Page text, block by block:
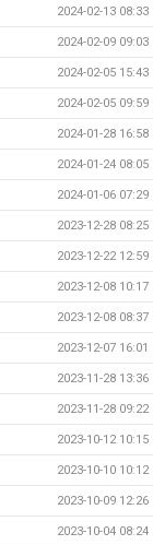
2024-02-13 08:33
2024-02-09 09:03
2024-02-05 15:43
2024-02-05 09:59
2024-01-28 16:58
2024-01-24 08:05
2024-01-06 07:29
2023-12-28 08:25
2023-12-22 12:59
2023-12-08 10:17
2023-12-08 08:37
2023-12-07 16:01
2023-11-28 13:36
2023-11-28 09:22
2023-10-12 10:15
2023-10-10 10:12
2023-10-09 12:26
2023-10-04 08:24